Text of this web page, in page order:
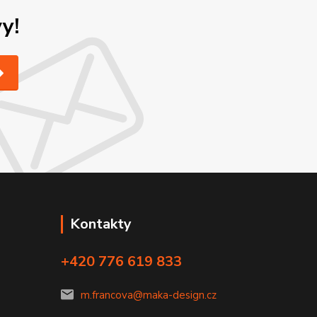
Kontakty
+420 776 619 833
m.francova@maka-design.cz